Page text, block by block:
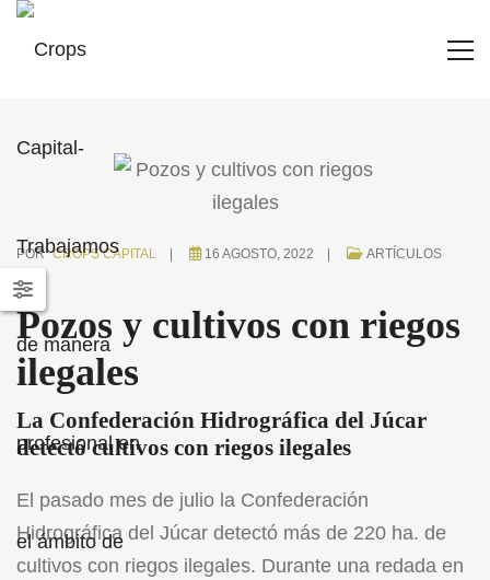
POR CROPS CAPITAL 16 AGOSTO, 2022 ARTÍCULOS
Pozos y cultivos con riegos
ilegales
La Confederación Hidrográfica del Júcar
detectó cultivos con riegos ilegales
El pasado mes de julio la Confederación
Hidrográfica del Júcar detectó más de 220 ha. de
cultivos con riegos ilegales. Durante una redada en